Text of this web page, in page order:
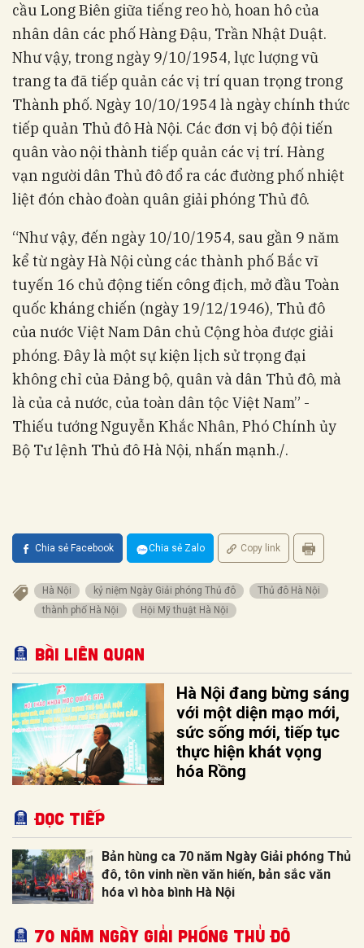
cầu Long Biên giữa tiếng reo hò, hoan hô của
nhân dân các phố Hàng Đậu, Trần Nhật Duật.
Như vậy, trong ngày 9/10/1954, lực lượng vũ
trang ta đã tiếp quản các vị trí quan trọng trong
Thành phố. Ngày 10/10/1954 là ngày chính thức
tiếp quản Thủ đô Hà Nội. Các đơn vị bộ đội tiến
quân vào nội thành tiếp quản các vị trí. Hàng
vạn người dân Thủ đô đổ ra các đường phố nhiệt
liệt đón chào đoàn quân giải phóng Thủ đô.
“Như vậy, đến ngày 10/10/1954, sau gần 9 năm
kể từ ngày Hà Nội cùng các thành phố Bắc vĩ
tuyến 16 chủ động tiến công địch, mở đầu Toàn
quốc kháng chiến (ngày 19/12/1946), Thủ đô
của nước Việt Nam Dân chủ Cộng hòa được giải
phóng. Đây là một sự kiện lịch sử trọng đại
không chỉ của Đảng bộ, quân và dân Thủ đô, mà
là của cả nước, của toàn dân tộc Việt Nam” -
Thiếu tướng Nguyễn Khắc Nhân, Phó Chính ủy
Bộ Tư lệnh Thủ đô Hà Nội, nhấn mạnh./.
Chia sẻ Facebook Chia sẻ Zalo Copy link
Hà Nội kỷ niệm Ngày Giải phóng Thủ đô
Thủ đô Hà Nội
thành phố Hà Nội
Hội Mỹ thuật Hà Nội
Bài liên quan
Hà Nội đang bừng sáng
với một diện mạo mới,
sức sống mới, tiếp tục
thực hiện khát vọng
hóa Rồng
Đọc tiếp
Bản hùng ca 70 năm Ngày Giải phóng Thủ
đô, tôn vinh nền văn hiến, bản sắc văn
hóa vì hòa bình Hà Nội
70 NĂM NGÀY GIẢI PHÓNG THỦ ĐÔ